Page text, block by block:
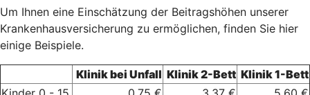
Um Ihnen eine Einschätzung der Beitragshöhen unserer
Krankenhausversicherung zu ermöglichen, finden Sie hier
einige Beispiele.
Klinik bei Unfall Klinik 2-Bett Klinik 1-Bett